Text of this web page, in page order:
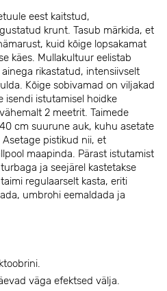
eest kaitstud,
krunt. Tasub märkida, et
kuid kõige lopsakamat
käes. Mullakultuur eelistab
rikastatud, intensiivselt
Kõige sobivamad on viljakad
isendi istutamisel hoidke
2 meetrit. Taimede
cm suurune auk, kuhu asetate
pistikud nii, et
maapinda. Pärast istutamist
ja seejärel kastetakse
regulaarselt kasta, eriti
umbrohi eemaldada ja
väga efektsed välja.